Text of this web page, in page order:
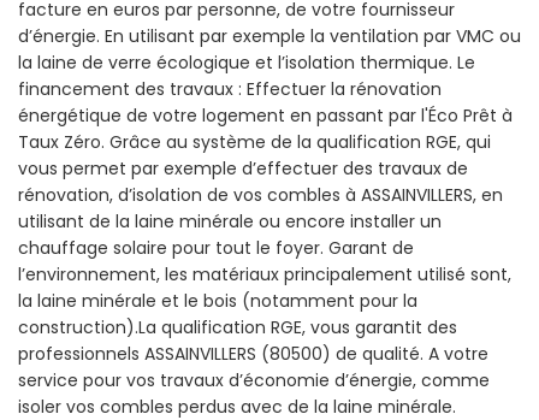
facture en euros par personne, de votre fournisseur
d’énergie. En utilisant par exemple la ventilation par VMC ou
la laine de verre écologique et l’isolation thermique. Le
financement des travaux : Effectuer la rénovation
énergétique de votre logement en passant par l'Éco Prêt à
Taux Zéro. Grâce au système de la qualification RGE, qui
vous permet par exemple d’effectuer des travaux de
rénovation, d’isolation de vos combles à ASSAINVILLERS, en
utilisant de la laine minérale ou encore installer un
chauffage solaire pour tout le foyer. Garant de
l’environnement, les matériaux principalement utilisé sont,
la laine minérale et le bois (notamment pour la
construction).La qualification RGE, vous garantit des
professionnels ASSAINVILLERS (80500) de qualité. A votre
service pour vos travaux d’économie d’énergie, comme
isoler vos combles perdus avec de la laine minérale.